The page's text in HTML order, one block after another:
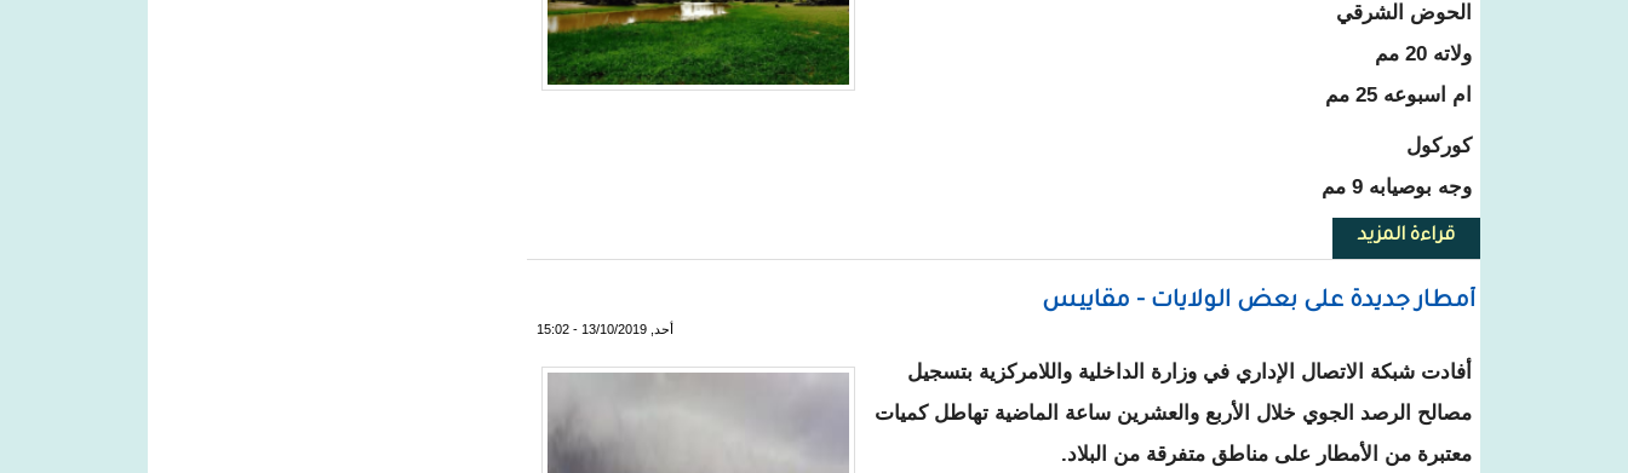
الحوض الشرقي
ولاته 20 مم
ام اسبوعه 25 مم
كوركول
وجه بوصيابه 9 مم
قراءة المزيدحول تهاطل كميات جديدة من الأمطار على بعض الولايات ـ مقاييس
أمطار جديدة على بعض الولايات - مقاييس
أحد, 13/10/2019 - 15:02
أفادت شبكة الاتصال الإداري في وزارة الداخلية واللامركزية بتسجيل
مصالح الرصد الجوي خلال الأربع والعشرين ساعة الماضية تهاطل كميات
معتبرة من الأمطار على مناطق متفرقة من البلاد.